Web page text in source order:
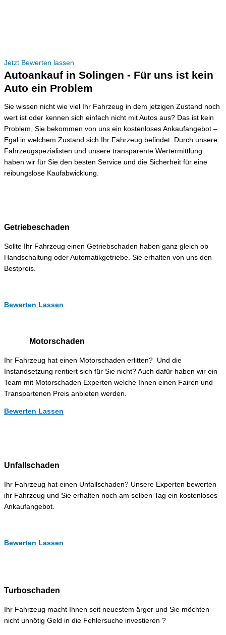
Jetzt Bewerten lassen
Autoankauf in Solingen - Für uns ist kein
Auto ein Problem
Sie wissen nicht wie viel Ihr Fahrzeug in dem jetzigen Zustand noch
wert ist oder kennen sich einfach nicht mit Autos aus? Das ist kein
Problem, Sie bekommen von uns ein kostenloses Ankaufangebot –
Egal in welchem Zustand sich Ihr Fahrzeug befindet. Durch unsere
Fahrzeugspezialisten und unsere transparente Wertermittlung
haben wir für Sie den besten Service und die Sicherheit für eine
reibungslose Kaufabwicklung.
Getriebeschaden
Sollte Ihr Fahrzeug einen Getriebschaden haben ganz gleich ob
Handschaltung oder Automatikgetriebe. Sie erhalten von uns den
Bestpreis.
Bewerten Lassen
Motorschaden
Ihr Fahrzeug hat einen Motorschaden erlitten? Und die
Instandsetzung rentiert sich für Sie nicht? Auch dafür haben wir ein
Team mit Motorschaden Experten welche Ihnen einen Fairen und
Transpartenen Preis anbieten werden.
Bewerten Lassen
Unfallschaden
Ihr Fahrzeug hat einen Unfallschaden? Unsere Experten bewerten
ihr Fahrzeug und Sie erhalten noch am selben Tag ein kostenloses
Ankaufangebot.
Bewerten Lassen
Turboschaden
Ihr Fahrzeug macht Ihnen seit neuestem ärger und Sie möchten
nicht unnötig Geld in die Fehlersuche investieren ?